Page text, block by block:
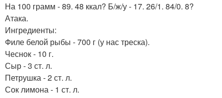
На 100 грамм - 89. 48 ккал? Б/ж/у - 17. 26/1. 84/0. 8?
Атака.
Ингредиенты:
Филе белой рыбы - 700 г (у нас треска).
Чеснок - 10 г.
Сыр - 3 ст. л.
Петрушка - 2 ст. л.
Сок лимона - 1 ст. л.